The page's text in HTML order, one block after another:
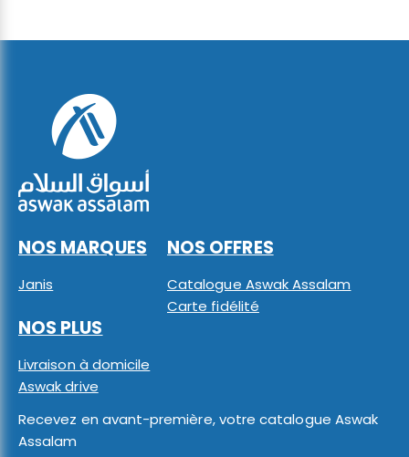
NOS MARQUES
Janis
NOS OFFRES
Catalogue Aswak Assalam
Carte fidélité
NOS PLUS
Livraison à domicile
Aswak drive
Recevez en avant-première, votre catalogue Aswak
Assalam